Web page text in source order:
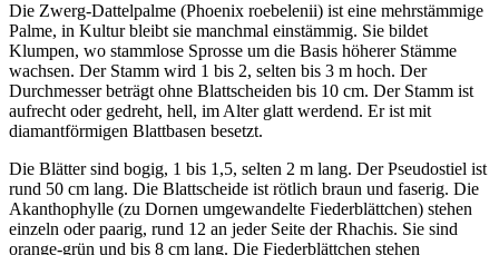
Die Zwerg-Dattelpalme (Phoenix roebelenii) ist eine mehrstämmige
Palme, in Kultur bleibt sie manchmal einstämmig. Sie bildet
Klumpen, wo stammlose Sprosse um die Basis höherer Stämme
wachsen. Der Stamm wird 1 bis 2, selten bis 3 m hoch. Der
Durchmesser beträgt ohne Blattscheiden bis 10 cm. Der Stamm ist
aufrecht oder gedreht, hell, im Alter glatt werdend. Er ist mit
diamantförmigen Blattbasen besetzt.
Die Blätter sind bogig, 1 bis 1,5, selten 2 m lang. Der Pseudostiel ist
rund 50 cm lang. Die Blattscheide ist rötlich braun und faserig. Die
Akanthophylle (zu Dornen umgewandelte Fiederblättchen) stehen
einzeln oder paarig, rund 12 an jeder Seite der Rhachis. Sie sind
orange-grün und bis 8 cm lang. Die Fiederblättchen stehen